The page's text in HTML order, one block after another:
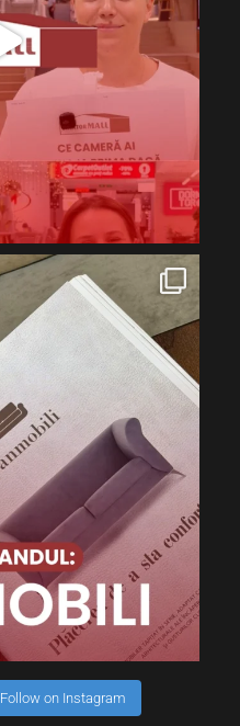
Follow on Instagram